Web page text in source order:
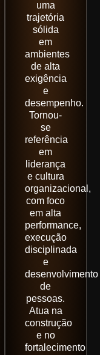
uma
trajetória
sólida
em
ambientes
de alta
exigência
e
desempenho.
Tornou-
se
referência
em
liderança
e cultura
organizacional,
com foco
em alta
performance,
execução
disciplinada
e
desenvolvimento
de
pessoas.
Atua na
construção
e no
fortalecimento